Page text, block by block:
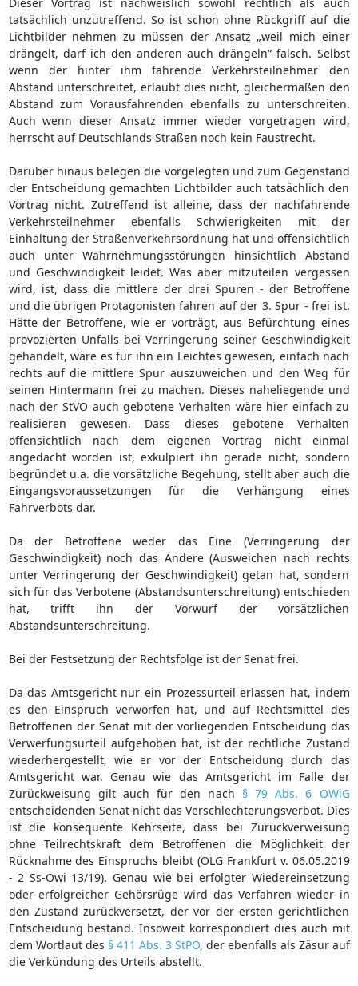
tatsächlich unzutreffend. So ist schon ohne Rückgriff auf die
Lichtbilder nehmen zu müssen der Ansatz „weil mich einer
drängelt, darf ich den anderen auch drängeln“ falsch. Selbst
wenn der hinter ihm fahrende Verkehrsteilnehmer den
Abstand unterschreitet, erlaubt dies nicht, gleichermaßen den
Abstand zum Vorausfahrenden ebenfalls zu unterschreiten.
Auch wenn dieser Ansatz immer wieder vorgetragen wird,
herrscht auf Deutschlands Straßen noch kein Faustrecht.
Darüber hinaus belegen die vorgelegten und zum Gegenstand
der Entscheidung gemachten Lichtbilder auch tatsächlich den
Vortrag nicht. Zutreffend ist alleine, dass der nachfahrende
Verkehrsteilnehmer ebenfalls Schwierigkeiten mit der
Einhaltung der Straßenverkehrsordnung hat und offensichtlich
auch unter Wahrnehmungsstörungen hinsichtlich Abstand
und Geschwindigkeit leidet. Was aber mitzuteilen vergessen
wird, ist, dass die mittlere der drei Spuren - der Betroffene
und die übrigen Protagonisten fahren auf der 3. Spur - frei ist.
Hätte der Betroffene, wie er vorträgt, aus Befürchtung eines
provozierten Unfalls bei Verringerung seiner Geschwindigkeit
gehandelt, wäre es für ihn ein Leichtes gewesen, einfach nach
rechts auf die mittlere Spur auszuweichen und den Weg für
seinen Hintermann frei zu machen. Dieses naheliegende und
nach der StVO auch gebotene Verhalten wäre hier einfach zu
realisieren gewesen. Dass dieses gebotene Verhalten
offensichtlich nach dem eigenen Vortrag nicht einmal
angedacht worden ist, exkulpiert ihn gerade nicht, sondern
begründet u.a. die vorsätzliche Begehung, stellt aber auch die
Eingangsvoraussetzungen für die Verhängung eines
Fahrverbots dar.
Da der Betroffene weder das Eine (Verringerung der
Geschwindigkeit) noch das Andere (Ausweichen nach rechts
unter Verringerung der Geschwindigkeit) getan hat, sondern
sich für das Verbotene (Abstandsunterschreitung) entschieden
hat, trifft ihn der Vorwurf der vorsätzlichen
Abstandsunterschreitung.
Bei der Festsetzung der Rechtsfolge ist der Senat frei.
Da das Amtsgericht nur ein Prozessurteil erlassen hat, indem
es den Einspruch verworfen hat, und auf Rechtsmittel des
Betroffenen der Senat mit der vorliegenden Entscheidung das
Verwerfungsurteil aufgehoben hat, ist der rechtliche Zustand
wiederhergestellt, wie er vor der Entscheidung durch das
Amtsgericht war. Genau wie das Amtsgericht im Falle der
Zurückweisung gilt auch für den nach § 79 Abs. 6 OWiG
entscheidenden Senat nicht das Verschlechterungsverbot. Dies
ist die konsequente Kehrseite, dass bei Zurückverweisung
ohne Teilrechtskraft dem Betroffenen die Möglichkeit der
Rücknahme des Einspruchs bleibt (OLG Frankfurt v. 06.05.2019
- 2 Ss-Owi 13/19). Genau wie bei erfolgter Wiedereinsetzung
oder erfolgreicher Gehörsrüge wird das Verfahren wieder in
den Zustand zurückversetzt, der vor der ersten gerichtlichen
Entscheidung bestand. Insoweit korrespondiert dies auch mit
dem Wortlaut des § 411 Abs. 3 StPO, der ebenfalls als Zäsur auf
die Verkündung des Urteils abstellt.